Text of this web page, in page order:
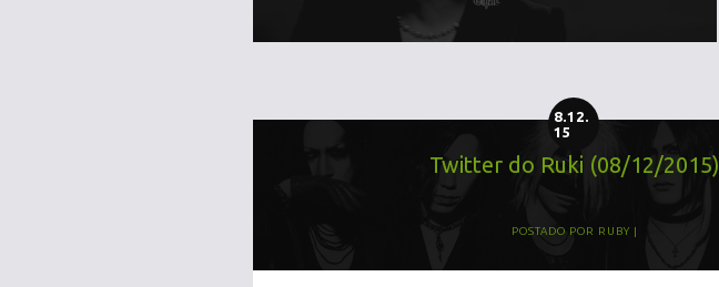
8.12.
15
Twitter do Ruki (08/12/2015)
POSTADO POR RUBY